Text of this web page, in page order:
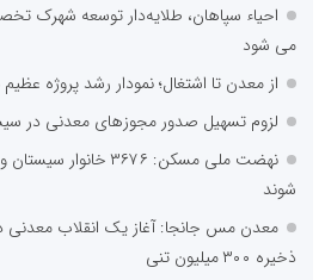
احیاء سپاهان، طلایه‌دار توسعه شهرک
می شود
از معدن تا اشتغال؛ نمودار رشد پروژه
لزوم تسهیل صدور مجوزهای معدنی در
نهضت ملی مسکن: ۳۶۷۶
شوند
معدن مس جانجا: آغاز یک انقلاب معدنی
ذخیره ۳۰۰ میلیون تنی